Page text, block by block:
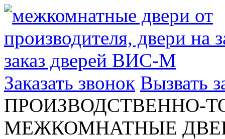
Заказать звонок Вызвать
ПРОИЗВОДСТВЕННО-
МЕЖКОМНАТНЫЕ